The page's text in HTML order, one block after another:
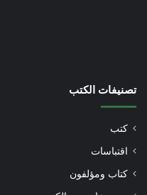
تصنيفات الكتب
كتب
اقتباسات
كتاب ومؤلفون